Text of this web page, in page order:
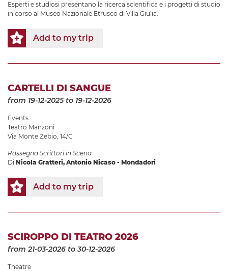
Esperti e studiosi presentano la ricerca scientifica e i progetti di studio
in corso al Museo Nazionale Etrusco di Villa Giulia.
Add to my trip
CARTELLI DI SANGUE
from 19-12-2025to 19-12-2026
Events
Teatro Manzoni
Via Monte Zebio, 14/C
Rassegna Scrittori in Scena
Di Nicola Gratteri, Antonio Nicaso - Mondadori
Add to my trip
SCIROPPO DI TEATRO 2026
from 21-03-2026 to 30-12-2026
Theatre